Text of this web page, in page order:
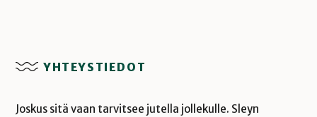
YHTEYSTIEDOT
Joskus sitä vaan tarvitsee jutella jollekulle. Sleyn